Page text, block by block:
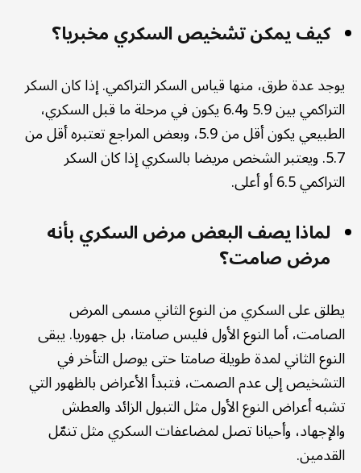
كيف يمكن تشخيص السكري مخبريا؟
يوجد عدة طرق، منها قياس السكر التراكمي. إذا كان السكر
التراكمي بين 5.9 و6.4 يكون في مرحلة ما قبل السكري،
الطبيعي يكون أقل من 5.9، وبعض المراجع تعتبره أقل من
5.7. ويعتبر الشخص مريضا بالسكري إذا كان السكر
التراكمي 6.5 أو أعلى.
لماذا يصف البعض مرض السكري بأنه
مرض صامت؟
يطلق على السكري من النوع الثاني مسمى المرض
الصامت، أما النوع الأول فليس صامتا، بل جهوريا. يبقى
النوع الثاني لمدة طويلة صامتا حتى يوصل التأخر في
التشخيص إلى عدم الصمت، فتبدأ الأعراض بالظهور التي
تشبه أعراض النوع الأول مثل التبول الزائد والعطش
والإجهاد، وأحيانا تصل لمضاعفات السكري مثل تنمّل
القدمين.